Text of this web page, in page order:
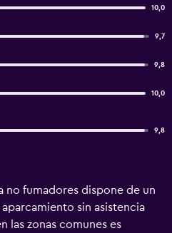
10,0
9,7
9,8
10,0
9,8
no fumadores dispone de un
sin asistencia
las zonas comunes es